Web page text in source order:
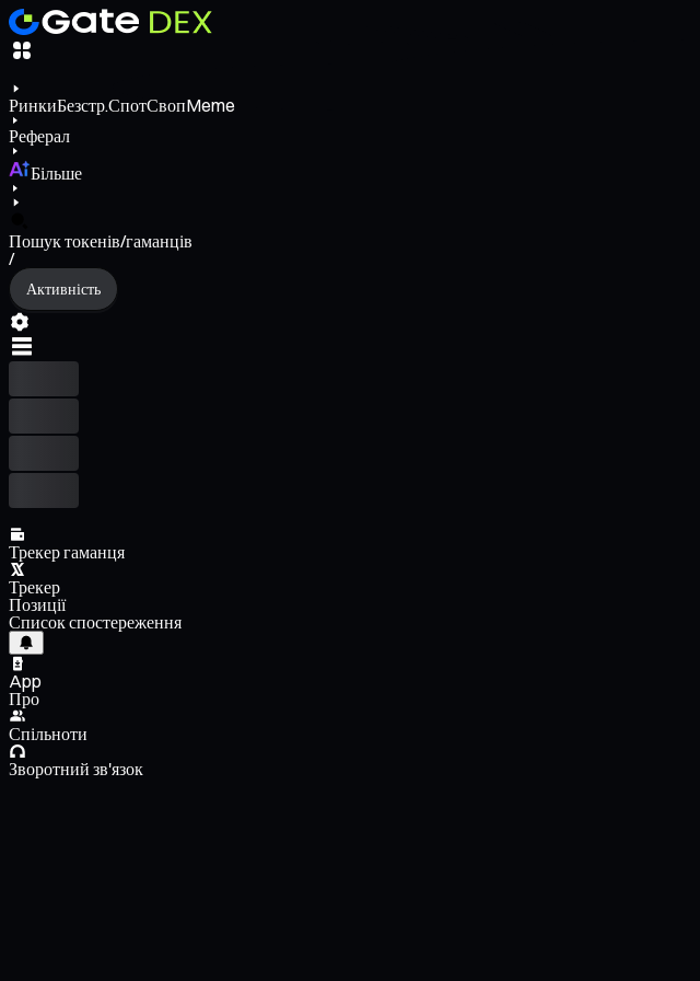
РинкиБезстр.СпотСвопMeme
Реферал
Більше
Пошук токенів/гаманців
/
Активність
Трекер гаманця
Трекер
Позиції
Список спостереження
App
Про
Спільноти
Зворотний зв'язок